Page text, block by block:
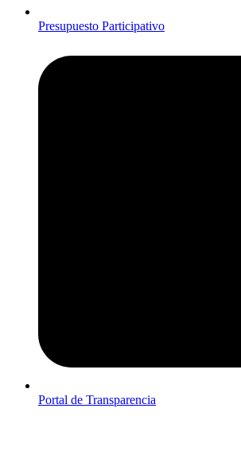
Presupuesto Participativo
Portal de Transparencia